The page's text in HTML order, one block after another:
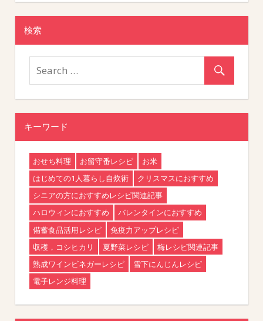
検索
キーワード
おせち料理 お留守番レシピ
お米
はじめての1人暮らし自炊術
クリスマスにおすすめ
シニアの方におすすめレシピ関連記事
ハロウィンにおすすめ
バレンタインにおすすめ
備蓄食品活用レシピ
免疫力アップレシピ
収穫，コシヒカリ
夏野菜レシピ
梅レシピ関連記事
熟成ワインビネガーレシピ
雪下にんじんレシピ
電子レンジ料理